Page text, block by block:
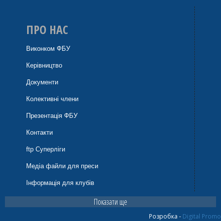
ПРО НАС
Виконком ФБУ
Керівництво
Документи
Колективні члени
Презентація ФБУ
Контакти
ftp Суперліги
Медіа файли для преси
Інформація для клубів
Показати ще
Розробка - Digital Promo